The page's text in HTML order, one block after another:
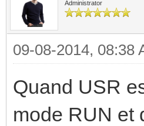
Administrator
09-08-2014, 08:38
Quand USR
mode RUN et